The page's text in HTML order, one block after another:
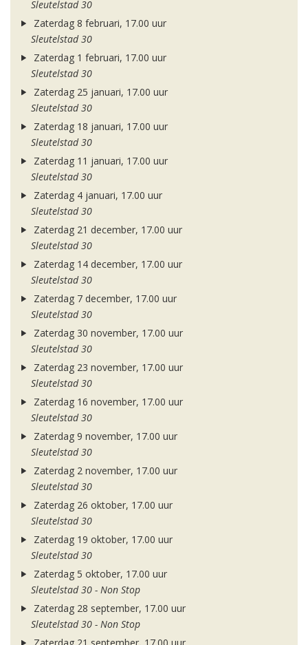
Sleutelstad 30
Zaterdag 8 februari, 17.00 uur
Sleutelstad 30
Zaterdag 1 februari, 17.00 uur
Sleutelstad 30
Zaterdag 25 januari, 17.00 uur
Sleutelstad 30
Zaterdag 18 januari, 17.00 uur
Sleutelstad 30
Zaterdag 11 januari, 17.00 uur
Sleutelstad 30
Zaterdag 4 januari, 17.00 uur
Sleutelstad 30
Zaterdag 21 december, 17.00 uur
Sleutelstad 30
Zaterdag 14 december, 17.00 uur
Sleutelstad 30
Zaterdag 7 december, 17.00 uur
Sleutelstad 30
Zaterdag 30 november, 17.00 uur
Sleutelstad 30
Zaterdag 23 november, 17.00 uur
Sleutelstad 30
Zaterdag 16 november, 17.00 uur
Sleutelstad 30
Zaterdag 9 november, 17.00 uur
Sleutelstad 30
Zaterdag 2 november, 17.00 uur
Sleutelstad 30
Zaterdag 26 oktober, 17.00 uur
Sleutelstad 30
Zaterdag 19 oktober, 17.00 uur
Sleutelstad 30
Zaterdag 5 oktober, 17.00 uur
Sleutelstad 30 - Non Stop
Zaterdag 28 september, 17.00 uur
Sleutelstad 30 - Non Stop